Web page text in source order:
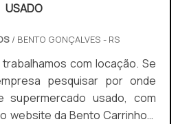
USADO
/ BENTO GONÇALVES - RS
com locação. Se
pesquisar por onde
supermercado usado, com
website da Bento Carrinhos.